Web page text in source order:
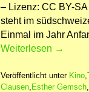
– Lizenz: CC BY-
steht im
Einmal im Jahr
Weiterlesen →
Veröffentlicht unter Kino
Clausen Esther Gemsch